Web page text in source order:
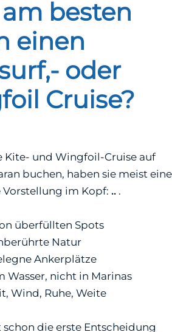
besten
einen
oder
Cruise?
Kite- und Wingfoil-Cruise auf
buchen, haben sie meist eine
Vorstellung im Kopf: .. .
überfüllten Spots
Natur
Ankerplätze
Wasser, nicht in Marinas
Wind, Ruhe, Weite
die erste Entscheidung